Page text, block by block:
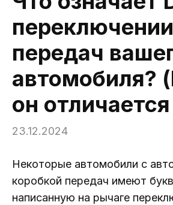
переключении
передач
автомобиля?
он
23.12.2024
Некоторые автомобили с
коробкой передач имеют
написанную на рычаге